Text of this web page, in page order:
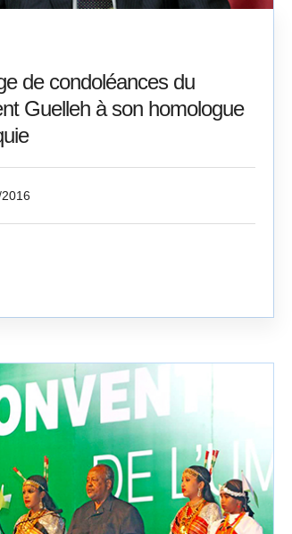
de condoléances du
Guelleh à son homologue